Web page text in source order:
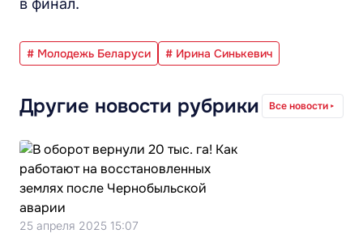
в финал.
# Молодежь Беларуси # Ирина Синькевич
Другие новости рубрики Все новости
25 апреля 2025 15:07